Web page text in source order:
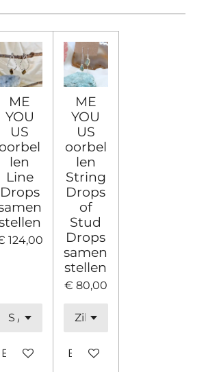
ME
YOU
US
oorbel
len
Line
Drops
124,00
Bekijk details
ME
YOU
US
oorbel
len
String
Drops
of
Stud
Drops
samen
stellen
€ 80,00
Bekijk details